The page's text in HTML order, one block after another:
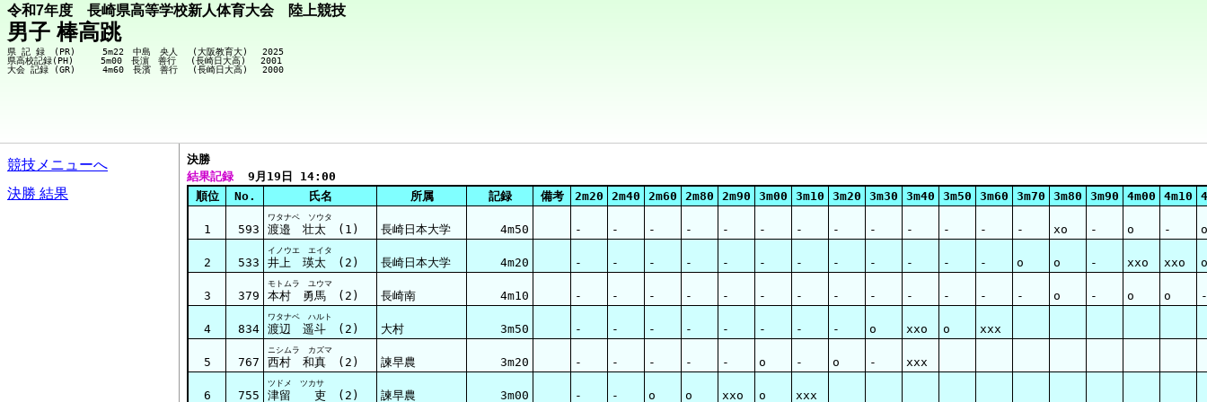
令和7年度 長崎県高等学校新人体育大会 陸上競技
男子 棒高跳
県 記 録　(PR)　　　5m22　中島　央人　 (大阪教育大)　 2025
県高校記録(PH)　　　5m00　長濵　善行　 (長崎日大高)　 2001
競技メニューへ
決勝 結果
決勝
結果記録
  9月19日 14:00
順位
No. 氏名 所属 記録 備考 2m20 2m40 2m60 2m80 2m90 3m00 3m10 3m20 3m30 3m40 3m50 3m60 3m70 3m80 3m90 4m00 4m10
1 593
ワタナベ ソウタ
渡邉 壮太 (1) 長崎日本大学 4m50 - - - - - - - - - - - - - xo - o - o
2 533
イノウエ エイタ
井上 瑛太 (2) 長崎日本大学 4m20 - - - - - - - - - - - - o o - xxo xxo o
3 379
モトムラ ユウマ
本村 勇馬 (2) 長崎南 4m10 - - - - - - - - - - - - - o - o o -
4 834
ワタナベ ハルト
渡辺 遥斗 (2) 大村 3m50 - - - - - - - - o xxo o xxx
5 767
ニシムラ カズマ
西村 和真 (2) 諫早農 3m20 - - - - - o - o - xxx
6 755
ツドメ ツカサ
津留 吏 (2) 諫早農 3m00 - - o o xxo o xxx